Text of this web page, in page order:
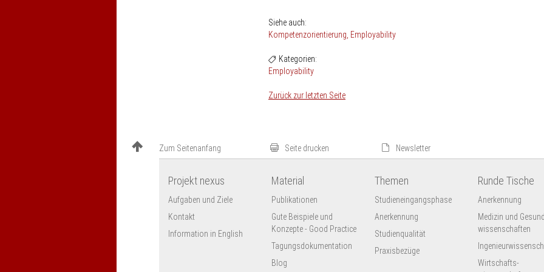
Siehe auch:
Kompetenzorientierung Employability
Kategorien:
Employability
Zurück zur letzten Seite
Zum Seitenanfang Seite drucken Newsletter
Projekt nexus
Aufgaben und Ziele
Kontakt
Information in English
Material
Publikationen
Gute Beispiele und
Konzepte - Good Practice
Tagungsdokumentation
Blog
Themen
Studieneingangsphase
Anerkennung
Studienqualität
Praxisbezüge
Runde Tische
Anerkennung
Medizin und
wissenschaften
Wirtschafts-